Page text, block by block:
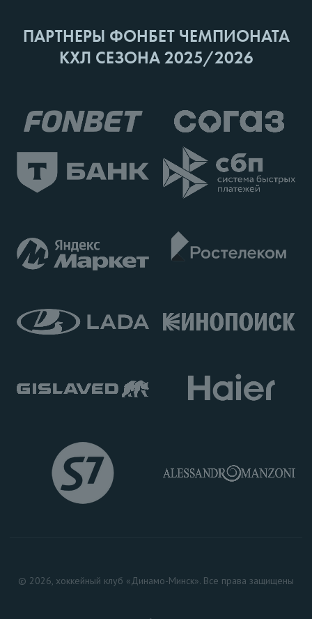
ПАРТНЕРЫ ФОНБЕТ ЧЕМПИОНАТА
КХЛ СЕЗОНА 2025/2026
© 2026, хоккейный клуб «Динамо-Минск». Все права защищены